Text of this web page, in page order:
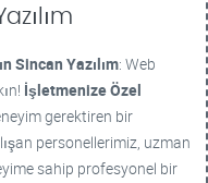
Sincan Yazılım: Web
İşletmenize Özel
gerektiren bir
personellerimiz, uzman
sahip profesyonel bir